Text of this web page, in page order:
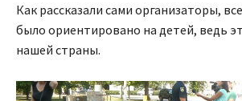
Как рассказали сами организаторы,
было ориентировано на детей, ведь
нашей страны.